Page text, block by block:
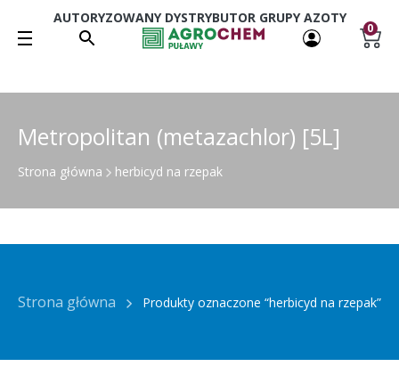
AUTORYZOWANY DYSTRYBUTOR GRUPY AZOTY
0
Metropolitan (metazachlor) [5L]
Strona główna herbicyd na rzepak
Strona główna Produkty oznaczone “herbicyd na rzepak”